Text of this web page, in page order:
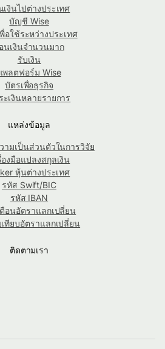
เงินไปต่างประเทศ
บัญชี Wise
อใช้ระหว่างประเทศ
นเงินจำนวนมาก
รับเงิน
พลตฟอร์ม Wise
บัตรเพื่อธุรกิจ
ะเงินหลายรายการ
แหล่งข้อมูล
ามเป็นส่วนตัวในการวิจัย
องมือแปลงสกุลเงิน
หุ้นต่างประเทศ
รหัส Swift/BIC
รหัส IBAN
ตือนอัตราแลกเปลี่ยน
เทียบอัตราแลกเปลี่ยน
ติดตามเรา